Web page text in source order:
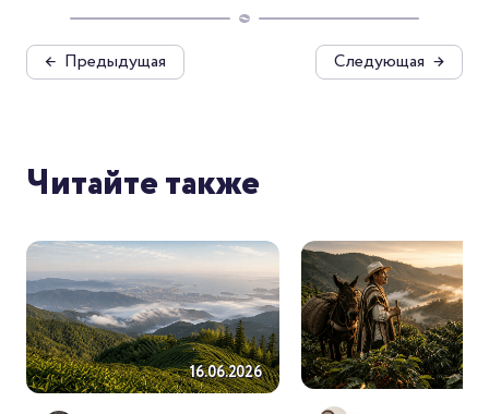
← Предыдущая Следующая →
Читайте также
16.06.2026